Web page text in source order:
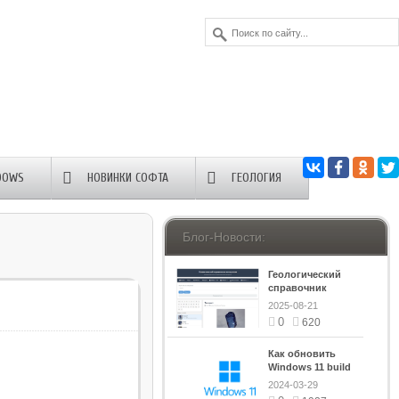
НОВИНКИ СОФТА ГЕОЛОГИЯ
Блог-Новости:
Геологический
справочник
минералов
2025-08-21
0 620
Как обновить
Windows 11 build
26040 на сборку
2024-03-29